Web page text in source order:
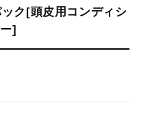
ク[頭皮用コンディシ
]